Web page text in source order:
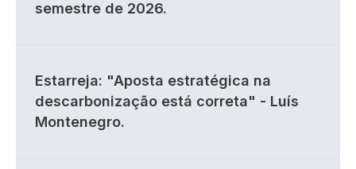
semestre de 2026.
Estarreja: "Aposta estratégica na
descarbonização está correta" - Luís
Montenegro.